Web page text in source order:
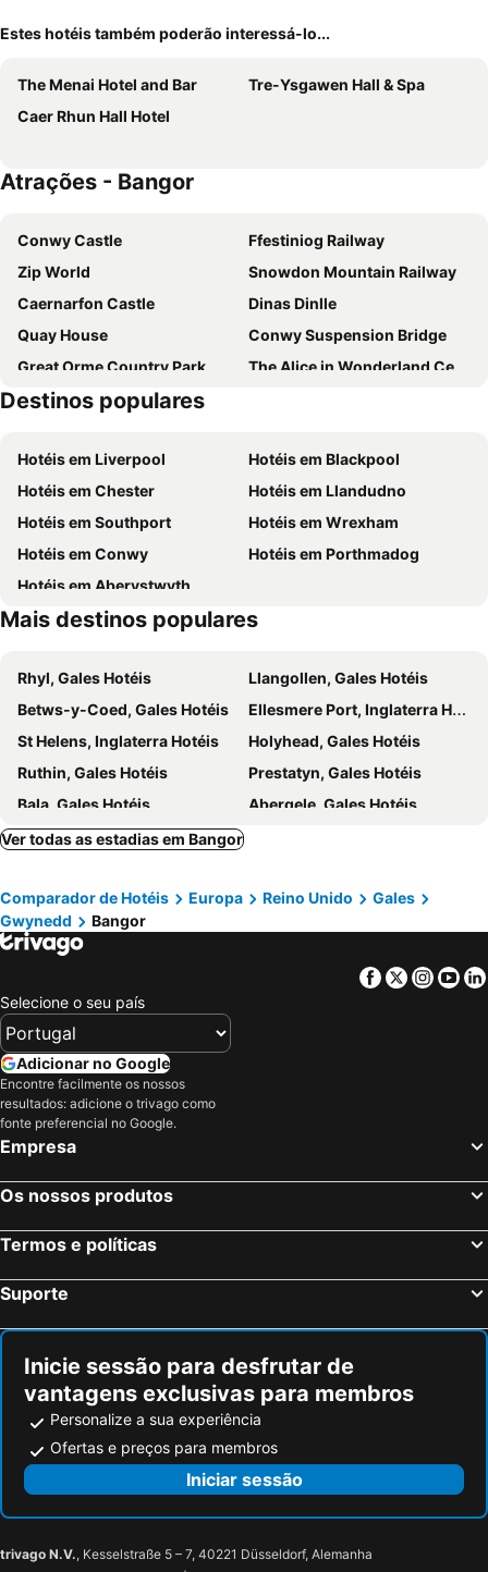
Estes hotéis também poderão interessá-lo...
The Menai Hotel and Bar
Tre-Ysgawen Hall & Spa
Caer Rhun Hall Hotel
Atrações - Bangor
Conwy Castle
Ffestiniog Railway
Zip World
Snowdon Mountain Railway
Caernarfon Castle
Dinas Dinlle
Quay House
Conwy Suspension Bridge
Great Orme Country Park
The Alice in Wonderland Centre
South Stack Lighthouse
Venue Cymru
North Shore Beach
Dolwyddelan Castle
Destinos populares
Hotéis em Liverpool
Hotéis em Blackpool
Hotéis em Chester
Hotéis em Llandudno
Hotéis em Southport
Hotéis em Wrexham
Hotéis em Conwy
Hotéis em Porthmadog
Hotéis em Aberystwyth
Mais destinos populares
Rhyl, Gales Hotéis
Llangollen, Gales Hotéis
Betws-y-Coed, Gales Hotéis
Ellesmere Port, Inglaterra Hotéis
St Helens, Inglaterra Hotéis
Holyhead, Gales Hotéis
Ruthin, Gales Hotéis
Prestatyn, Gales Hotéis
Bala, Gales Hotéis
Abergele, Gales Hotéis
Wallasey, Inglaterra Hotéis
Tarporley, Inglaterra Hotéis
Llangefni, Gales Hotéis
Blaenau Ffestiniog, Gales Hotéis
Criccieth, Gales Hotéis
Corwen, Gales Hotéis
Cardife, Gales Hotéis
Swansea, Gales Hotéis
Newport, Gales Hotéis
Shrewsbury, Inglaterra Hotéis
Porthmadog, Gales Hotéis
Chepstow, Gales Hotéis
Edimburgo, Escócia Hotéis
Liverpool, Inglaterra Hotéis
Glasgow, Escócia Hotéis
Bristol, Inglaterra Hotéis
Ver todas as estadias em Bangor
Comparador de Hotéis Europa Reino Unido
Gales
Gwynedd
Bangor
Facebook
Twitter
Selecione o seu país
Adicionar no Google
Encontre facilmente os nossos
resultados: adicione o trivago como
fonte preferencial no Google.
Empresa
Os nossos produtos
Termos e políticas
Suporte
Inicie sessão para desfrutar de
vantagens exclusivas para membros
Personalize a sua experiência
Ofertas e preços para membros
Iniciar sessão
trivago N.V., Kesselstraße 5 – 7, 40221 Düsseldorf, Alemanha